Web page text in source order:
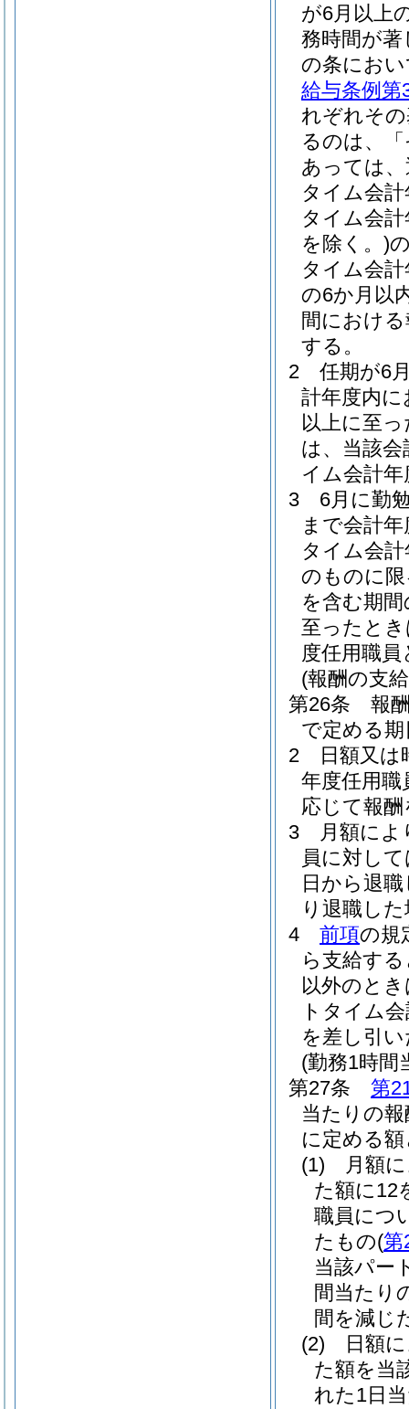
が6月以上
務時間が
の条にお
給与条例第
れぞれそ
るのは、
あっては
タイム会
タイム会
を除く。)
タイム会
の6か月以
間におけ
する。
2
任期が6
計年度内
以上に至
は、当該
イム会計
3
6月に勤
まで会計
タイム会
のものに
を含む期
至ったと
度任用職
(報酬の支
第26条
報
で定める
2
日額又
年度任用
応じて報
3
月額に
員に対し
日から退
り退職し
4
前項の規
ら支給す
以外のと
トタイム
を差し引
(勤務1時間
第27条
第
当たりの
に定める
(1)
月額
た額に12
職員につ
たもの(第
当該パー
間当たり
間を減じ
(2)
日額
た額を当
れた1日